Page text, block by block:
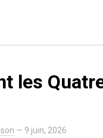
les
— 9 juin, 2026